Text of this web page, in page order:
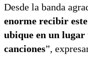
Desde la banda
enorme recibir
ubique en un
canciones”,